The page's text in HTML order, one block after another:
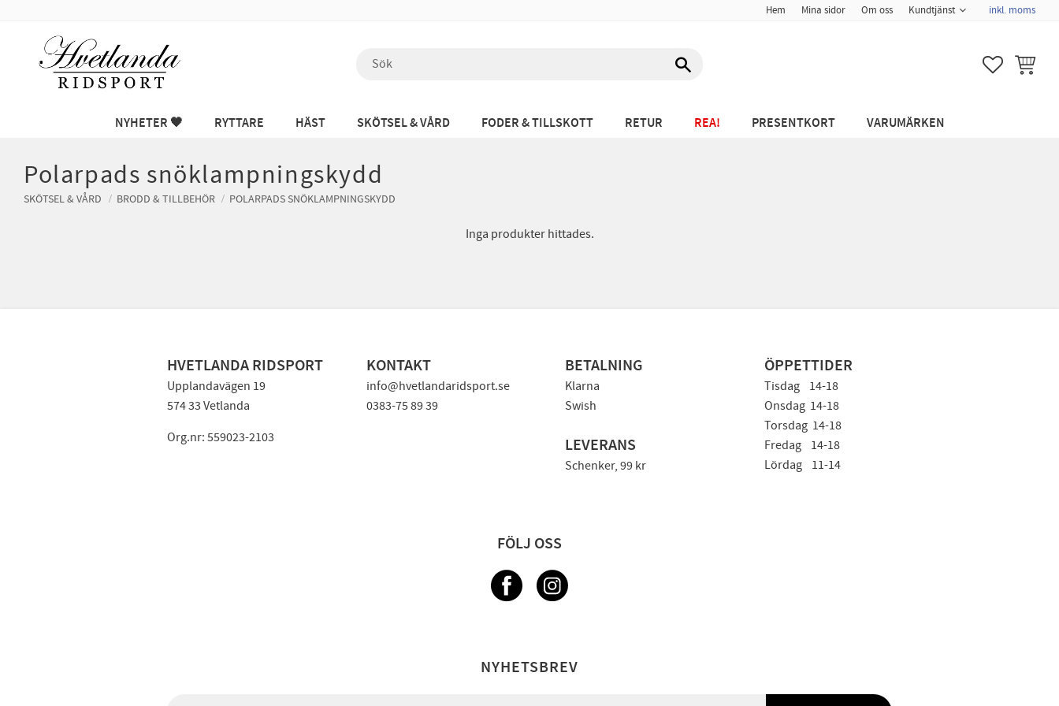
Hem Mina sidor Om oss Kundtjänst inkl. moms
FAVORITER
NYHETER 🖤 RYTTARE HÄST SKÖTSEL & VÅRD FODER & TILLSKOTT RETUR REA! PRESENTKORT VARUMÄRKEN
Polarpads snöklampningskydd
SKÖTSEL & VÅRD BRODD & TILLBEHÖR POLARPADS SNÖKLAMPNINGSKYDD
Inga produkter hittades.
HVETLANDA RIDSPORT
Upplandavägen 19
574 33 Vetlanda
Org.nr: 559023-2103
KONTAKT
info@hvetlandaridsport.se
0383-75 89 39
BETALNING
Klarna
Swish
LEVERANS
Schenker, 99 kr
ÖPPETTIDER
Tisdag 14-18
Onsdag 14-18
Torsdag 14-18
Fredag 14-18
Lördag 11-14
FÖLJ OSS
NYHETSBREV